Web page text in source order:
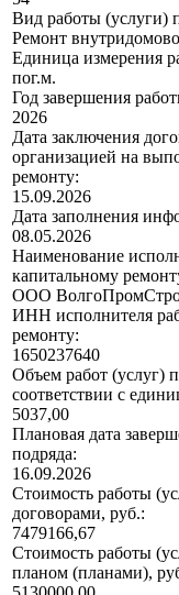
Вид работы (услуги)
Ремонт
Единица измерения
пог.м.
Год завершения
2026
Дата заключения
организацией на
ремонту:
15.09.2026
Дата заполнения
08.05.2026
Наименование
капитальному
ООО
ИНН исполнителя
ремонту:
1650237640
Объем работ (услуг)
соответствии с
5037,00
Плановая дата
подряда:
16.09.2026
Стоимость работы
договорами, руб.:
7479166,67
Стоимость работы
планом (планами),